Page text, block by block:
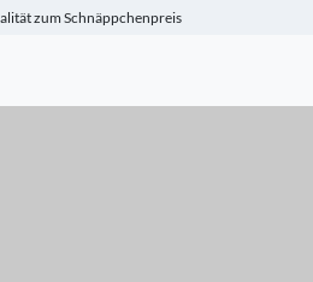
zum Schnäppchenpreis